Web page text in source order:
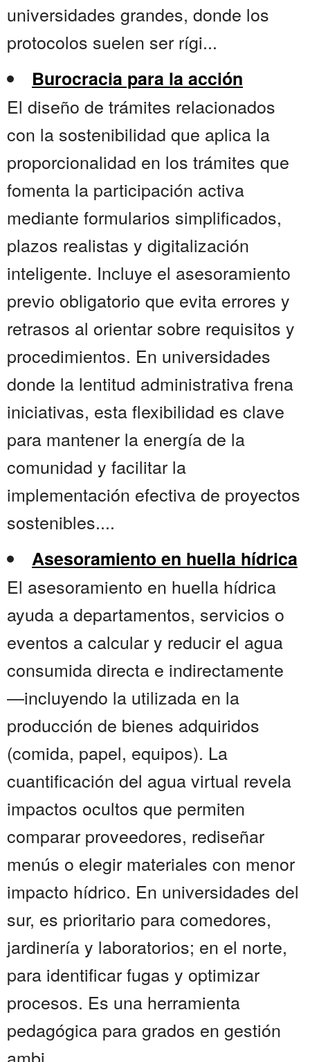
universidades grandes, donde los
protocolos suelen ser rígi...
Burocracia para la acción
El diseño de trámites relacionados
con la sostenibilidad que aplica la
proporcionalidad en los trámites que
fomenta la participación activa
mediante formularios simplificados,
plazos realistas y digitalización
inteligente. Incluye el asesoramiento
previo obligatorio que evita errores y
retrasos al orientar sobre requisitos y
procedimientos. En universidades
donde la lentitud administrativa frena
iniciativas, esta flexibilidad es clave
para mantener la energía de la
comunidad y facilitar la
implementación efectiva de proyectos
sostenibles....
Asesoramiento en huella hídrica
El asesoramiento en huella hídrica
ayuda a departamentos, servicios o
eventos a calcular y reducir el agua
consumida directa e indirectamente
—incluyendo la utilizada en la
producción de bienes adquiridos
(comida, papel, equipos). La
cuantificación del agua virtual revela
impactos ocultos que permiten
comparar proveedores, rediseñar
menús o elegir materiales con menor
impacto hídrico. En universidades del
sur, es prioritario para comedores,
jardinería y laboratorios; en el norte,
para identificar fugas y optimizar
procesos. Es una herramienta
pedagógica para grados en gestión